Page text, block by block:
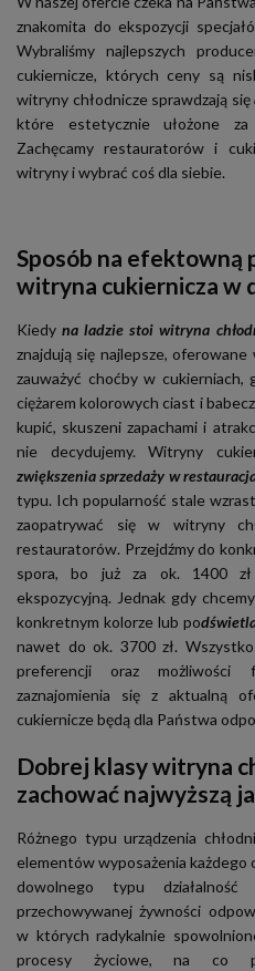
znakomita do ekspozycji
Wybraliśmy najlepszych
cukiernicze, których ceny są
witryny chłodnicze sprawdzają się
które estetycznie ułożone za
Zachęcamy restauratorów i
witryny i wybrać coś dla siebie.
Sposób na efektowną
witryna cukiernicza w
Kiedyna ladzie stoi witryna
znajdują się najlepsze, oferowane
zauważyć choćby w cukierniach,
ciężarem kolorowych ciast i
kupić, skuszeni zapachami i
nie decydujemy. Witryny
zwiększenia sprzedaży w
typu. Ich popularność stale
zaopatrywać się w witryny
restauratorów. Przejdźmy do
spora, bo już za ok. 1400 zł
ekspozycyjną. Jednak gdy
konkretnym kolorze lub po
nawet do ok. 3700 zł. Wszystko
preferencji oraz możliwości
zaznajomienia się z aktualną
cukiernicze będą dla Państwa
Dobrej klasy witryna
zachować najwyższą
Różnego typu urządzenia
elementów wyposażenia każdego
dowolnego typu działalność
przechowywanej żywności
w których radykalnie
procesy życiowe, na co